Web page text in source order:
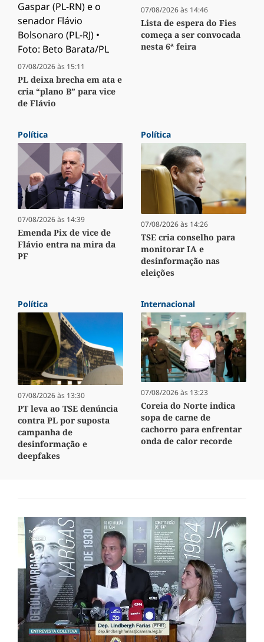
07/08/2026 às 15:11
PL deixa brecha em ata e
cria “plano B” para vice
de Flávio
07/08/2026 às 14:46
Lista de espera do Fies
começa a ser convocada
nesta 6ª feira
Política
07/08/2026 às 14:39
Emenda Pix de vice de
Flávio entra na mira da
PF
Política
07/08/2026 às 14:26
TSE cria conselho para
monitorar IA e
desinformação nas
eleições
Política
07/08/2026 às 13:30
PT leva ao TSE denúncia
contra PL por suposta
campanha de
desinformação e
deepfakes
Internacional
07/08/2026 às 13:23
Coreia do Norte indica
sopa de carne de
cachorro para enfrentar
onda de calor recorde